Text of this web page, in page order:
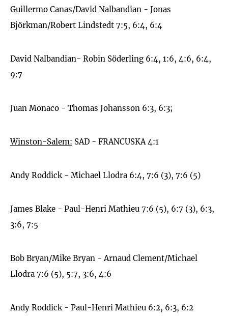
Guillermo Canas/David Nalbandian - Jonas
Björkman/Robert Lindstedt 7:5, 6:4, 6:4
David Nalbandian- Robin Söderling 6:4, 1:6, 4:6, 6:4,
9:7
Juan Monaco - Thomas Johansson 6:3, 6:3;
Winston-Salem: SAD - FRANCUSKA 4:1
Andy Roddick - Michael Llodra 6:4, 7:6 (3), 7:6 (5)
James Blake - Paul-Henri Mathieu 7:6 (5), 6:7 (3), 6:3,
3:6, 7:5
Bob Bryan/Mike Bryan - Arnaud Clement/Michael
Llodra 7:6 (5), 5:7, 3:6, 4:6
Andy Roddick - Paul-Henri Mathieu 6:2, 6:3, 6:2